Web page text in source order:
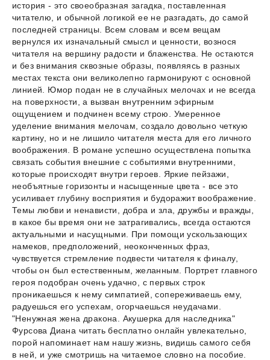
история - это своеобразная загадка, поставленная
читателю, и обычной логикой ее не разгадать, до самой
последней страницы. Всем словам и всем вещам
вернулся их изначальный смысл и ценности, вознося
читателя на вершину радости и блаженства. Не остаются
и без внимания сквозные образы, появляясь в разных
местах текста они великолепно гармонируют с основной
линией. Юмор подан не в случайных мелочах и не всегда
на поверхности, а вызван внутренним эфирным
ощущением и подчинен всему строю. Умеренное
уделение внимания мелочам, создало довольно четкую
картину, но и не лишило читателя места для его личного
воображения. В романе успешно осуществлена попытка
связать события внешние с событиями внутренними,
которые происходят внутри героев. Яркие пейзажи,
необъятные горизонты и насыщенные цвета - все это
усиливает глубину восприятия и будоражит воображение.
Темы любви и ненависти, добра и зла, дружбы и вражды,
в какое бы время они не затрагивались, всегда остаются
актуальными и насущными. При помощи ускользающих
намеков, предположений, неоконченных фраз,
чувствуется стремление подвести читателя к финалу,
чтобы он был естественным, желанным. Портрет главного
героя подобран очень удачно, с первых строк
проникаешься к нему симпатией, сопереживаешь ему,
радуешься его успехам, огорчаешься неудачами.
"Ненужная жена дракона. Акушерка для наследника"
Фурсова Диана читать бесплатно онлайн увлекательно,
порой напоминает нам нашу жизнь, видишь самого себя
в ней, и уже смотришь на читаемое словно на пособие.